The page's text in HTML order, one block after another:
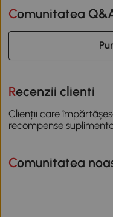
Comunitatea
Recenzii clienti
Clienții care
recompense
Comunitatea